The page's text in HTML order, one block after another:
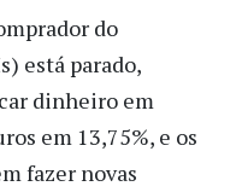
do
está parado,
dinheiro em
em 13,75%, e os
fazer novas